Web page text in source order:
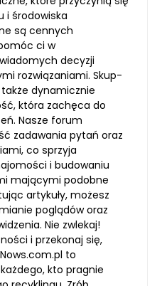
i środowiska
są cennych
ci w
decyzji
rozwiązaniami. Skup-
dynamicznie
która zachęca do
Nasze forum
zadawania pytań oraz
co sprzyja
i budowaniu
mającymi podobne
artykuły, możesz
poglądów oraz
Nie zwlekaj!
i przekonaj się,
to
kto pragnie